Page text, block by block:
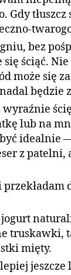
Gdy tłuszcz
bez
ściąć.
może się
będzie
wyraźnie
lub na
idealnie
z patelni,
przekładam
truskawki,
mięty.
jeszcze